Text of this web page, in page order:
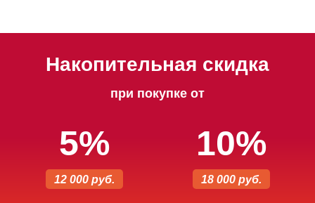
Накопительная скидка
при покупке от
5%
12 000 руб.
10%
18 000 руб.